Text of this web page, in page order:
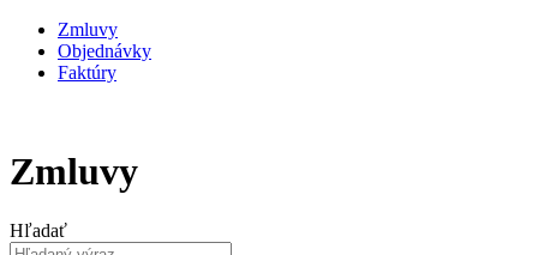
Zmluvy
Objednávky
Faktúry
Zmluvy
Hľadať